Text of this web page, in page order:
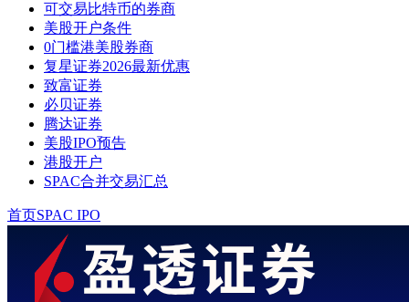
可交易比特币的券商
美股开户条件
0门槛港美股券商
复星证券2026最新优惠
致富证券
必贝证券
腾达证券
美股IPO预告
港股开户
SPAC合并交易汇总
首页SPAC IPO